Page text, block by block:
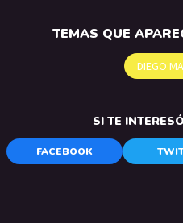
TEMAS QUE
DIEGO
SI TE
FACEBOOK